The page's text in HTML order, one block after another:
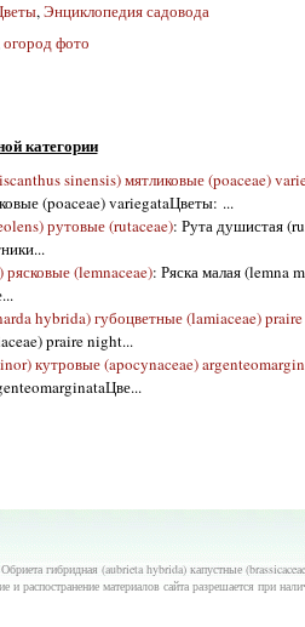
,Энциклопедия садовода
огород фото
категории
sinensis) мятликовые (poaceae)
(poaceae) variegataЦветы: ...
рутовые (rutaceae): Рута душистая
(lemnaceae): Ряска малая (lemna
hybrida) губоцветные (lamiaceae)
praire night...
кутровые (apocynaceae)
гибридная (aubrieta hybrida) капустные
и распостранение материалов сайта разрешается при